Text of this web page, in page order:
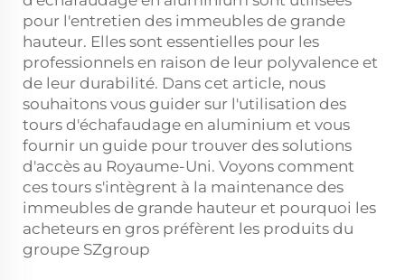
pour l'entretien des immeubles de grande
hauteur. Elles sont essentielles pour les
professionnels en raison de leur polyvalence et
de leur durabilité. Dans cet article, nous
souhaitons vous guider sur l'utilisation des
tours d'échafaudage en aluminium et vous
fournir un guide pour trouver des solutions
d'accès au Royaume-Uni. Voyons comment
ces tours s'intègrent à la maintenance des
immeubles de grande hauteur et pourquoi les
acheteurs en gros préfèrent les produits du
groupe SZgroup